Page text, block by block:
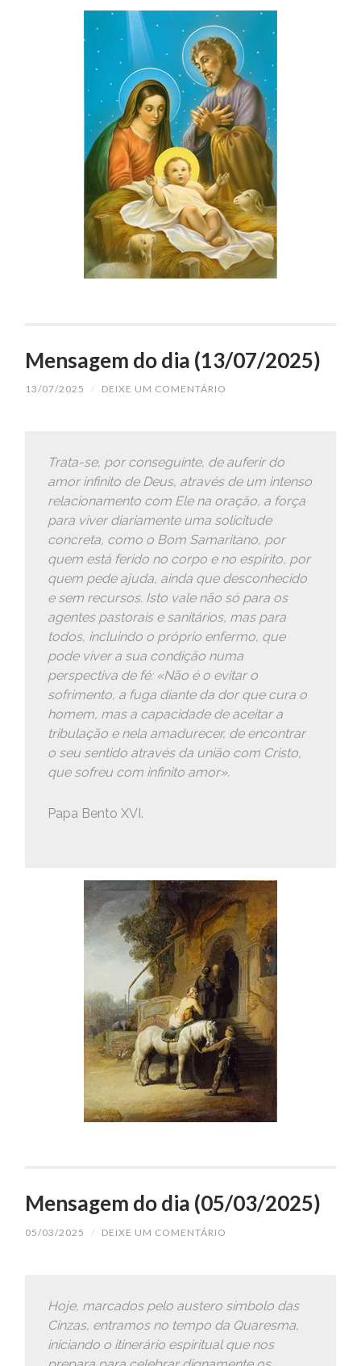
Mensagem do dia (13/07/2025)
13/07/2025 / DEIXE UM COMENTÁRIO
Trata-se, por conseguinte, de auferir do
amor infinito de Deus, através de um intenso
relacionamento com Ele na oração, a força
para viver diariamente uma solicitude
concreta, como o Bom Samaritano, por
quem está ferido no corpo e no espírito, por
quem pede ajuda, ainda que desconhecido
e sem recursos. Isto vale não só para os
agentes pastorais e sanitários, mas para
todos, incluindo o próprio enfermo, que
pode viver a sua condição numa
perspectiva de fé: «Não é o evitar o
sofrimento, a fuga diante da dor que cura o
homem, mas a capacidade de aceitar a
tribulação e nela amadurecer, de encontrar
o seu sentido através da união com Cristo,
que sofreu com infinito amor».
Papa Bento XVI.
Mensagem do dia (05/03/2025)
05/03/2025 / DEIXE UM COMENTÁRIO
Hoje, marcados pelo austero símbolo das
Cinzas, entramos no tempo da Quaresma,
iniciando o itinerário espiritual que nos